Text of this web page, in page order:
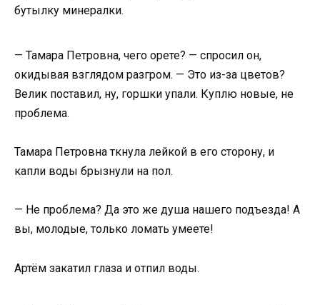
бутылку минералки.
— Тамара Петровна, чего орете? — спросил он,
окидывая взглядом разгром. — Это из-за цветов?
Велик поставил, ну, горшки упали. Куплю новые, не
проблема.
Тамара Петровна ткнула лейкой в его сторону, и
капли воды брызнули на пол.
— Не проблема? Да это же душа нашего подъезда! А
вы, молодые, только ломать умеете!
Артём закатил глаза и отпил воды.